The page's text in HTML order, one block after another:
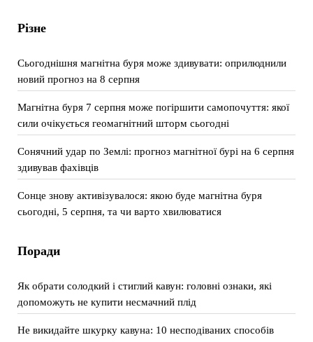
Різне
Сьогоднішня магнітна буря може здивувати: оприлюднили
новий прогноз на 8 серпня
Магнітна буря 7 серпня може погіршити самопочуття: якої
сили очікується геомагнітний шторм сьогодні
Сонячний удар по Землі: прогноз магнітної бурі на 6 серпня
здивував фахівців
Сонце знову активізувалося: якою буде магнітна буря
сьогодні, 5 серпня, та чи варто хвилюватися
Поради
Як обрати солодкий і стиглий кавун: головні ознаки, які
допоможуть не купити несмачний плід
Не викидайте шкурку кавуна: 10 несподіваних способів